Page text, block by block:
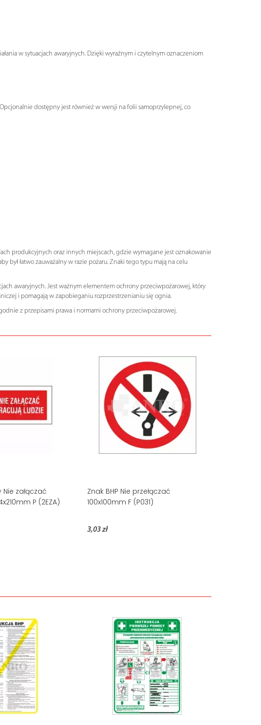
w sytuacjach awaryjnych. Dzięki wyraźnym i czytelnym oznaczeniom
dostępny jest również w wersji na folii samoprzylepnej, co
produkcyjnych oraz innych miejscach, gdzie wymagane jest oznakowanie
był łatwo zauważalny w razie pożaru. Znaki tego typu mają na celu
awaryjnych. Jest ważnym elementem ochrony przeciwpożarowej, który
i pomagają w zapobieganiu rozprzestrzenianiu się ognia.
z przepisami prawa i normami ochrony przeciwpożarowej.
załączać
P (2EZA)
Znak BHP Nie przełączać
100x100mm F (P031)
3,03 zł